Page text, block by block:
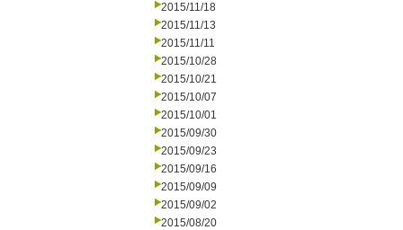
2015/11/18
2015/11/13
2015/11/11
2015/10/28
2015/10/21
2015/10/07
2015/10/01
2015/09/30
2015/09/23
2015/09/16
2015/09/09
2015/09/02
2015/08/20